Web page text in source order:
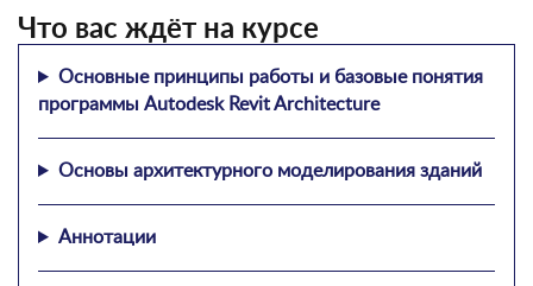
Что вас ждёт на курсе
Основные принципы работы и базовые понятия
программы Autodesk Revit Architecture
Основы архитектурного моделирования зданий
Аннотации